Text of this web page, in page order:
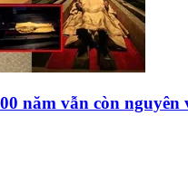
năm vẫn còn nguyên